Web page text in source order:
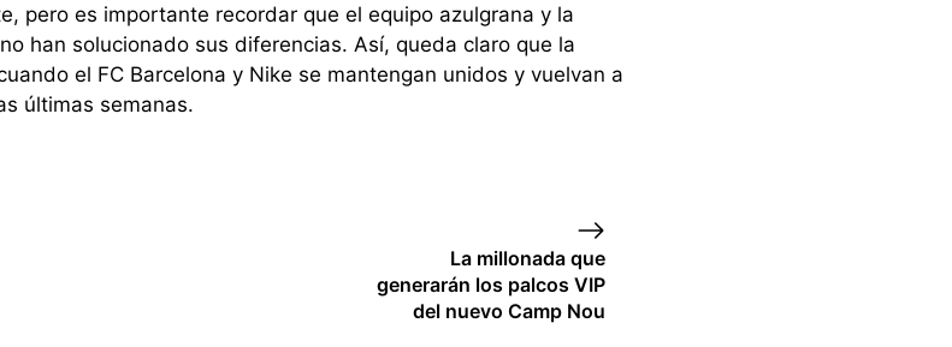
pero es importante recordar que el equipo azulgrana y la
han solucionado sus diferencias. Así, queda claro que la
el FC Barcelona y Nike se mantengan unidos y vuelvan a
últimas semanas.
La millonada que
generarán los palcos VIP
del nuevo Camp Nou